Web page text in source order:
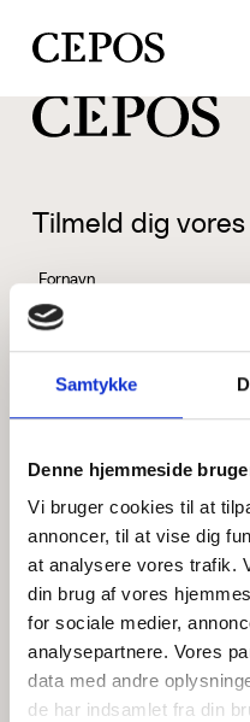
Samtykke
Denne hjemmeside
Vi bruger cookies til at
annoncer, til at vise dig
at analysere vores trafik.
din brug af vores
for sociale medier,
analysepartnere. Vores
data med andre
de har indsamlet fra din
CEPOS logo
Tilmeld dig
Fornavn
Efternavn
Jeg accepterer
henhold til